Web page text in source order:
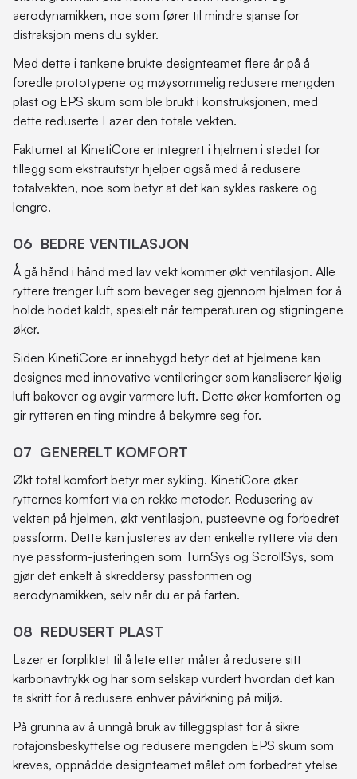
aerodynamikken, noe som fører til mindre sjanse for
distraksjon mens du sykler.
Med dette i tankene brukte designteamet flere år på å
foredle prototypene og møysommelig redusere mengden
plast og EPS skum som ble brukt i konstruksjonen, med
dette reduserte Lazer den totale vekten.
Faktumet at KinetiCore er integrert i hjelmen i stedet for
tillegg som ekstrautstyr hjelper også med å redusere
totalvekten, noe som betyr at det kan sykles raskere og
lengre.
06 BEDRE VENTILASJON
Å gå hånd i hånd med lav vekt kommer økt ventilasjon. Alle
ryttere trenger luft som beveger seg gjennom hjelmen for å
holde hodet kaldt, spesielt når temperaturen og stigningene
øker.
Siden KinetiCore er innebygd betyr det at hjelmene kan
designes med innovative ventileringer som kanaliserer kjølig
luft bakover og avgir varmere luft. Dette øker komforten og
gir rytteren en ting mindre å bekymre seg for.
07 GENERELT KOMFORT
Økt total komfort betyr mer sykling. KinetiCore øker
rytternes komfort via en rekke metoder. Redusering av
vekten på hjelmen, økt ventilasjon, pusteevne og forbedret
passform. Dette kan justeres av den enkelte ryttere via den
nye passform-justeringen som TurnSys og ScrollSys, som
gjør det enkelt å skreddersy passformen og
aerodynamikken, selv når du er på farten.
08 REDUSERT PLAST
Lazer er forpliktet til å lete etter måter å redusere sitt
karbonavtrykk og har som selskap vurdert hvordan det kan
ta skritt for å redusere enhver påvirkning på miljø.
På grunna av å unngå bruk av tilleggsplast for å sikre
rotajonsbeskyttelse og redusere mengden EPS skum som
kreves, oppnådde designteamet målet om forbedret ytelse